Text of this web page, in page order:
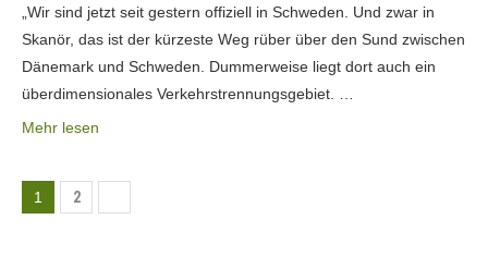
„Wir sind jetzt seit gestern offiziell in Schweden. Und zwar in
Skanör, das ist der kürzeste Weg rüber über den Sund zwischen
Dänemark und Schweden. Dummerweise liegt dort auch ein
überdimensionales Verkehrstrennungsgebiet. …
Mehr lesen
1 2